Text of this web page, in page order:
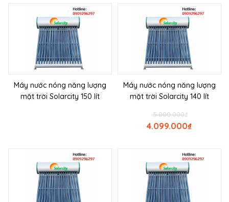
Máy nước nóng năng lượng
mặt trời Solarcity 150 lít
Máy nước nóng năng lượng
mặt trời Solarcity 140 lít
₫
5.000.000
₫
4.099.000